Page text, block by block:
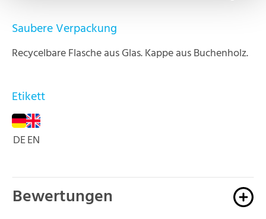
Saubere Verpackung
Recycelbare Flasche aus Glas. Kappe aus Buchenholz.
Etikett
DEEN
Bewertungen